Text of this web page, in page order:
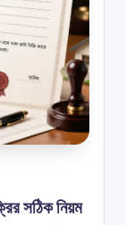
সঠিক নিয়ম